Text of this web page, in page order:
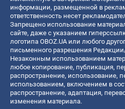
информации, размещенной в
ответственность несет
Запрещено использование
сайте, даже с указанием
логотипа OBOZ.UA или любого
письменного разрешения
Незаконным использованием
любое копирование, публикация,
распространение, использование,
использованием, включением в
распространение, адаптация,
изменения материала.